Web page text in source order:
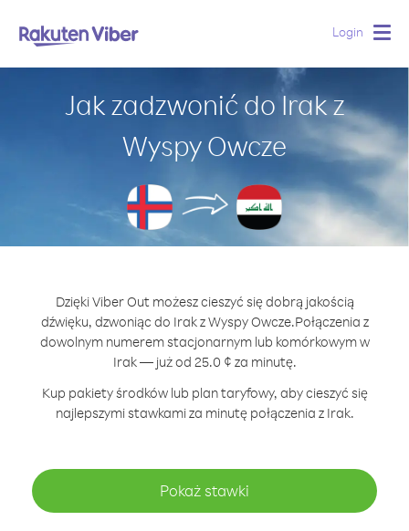
Login
Jak zadzwonić do Irak z
Wyspy Owcze
Dzięki Viber Out możesz cieszyć się dobrą jakością
dźwięku, dzwoniąc do Irak z Wyspy Owcze.Połączenia z
dowolnym numerem stacjonarnym lub komórkowym w
Irak — już od 25.0 ¢ za minutę.
Kup pakiety środków lub plan taryfowy, aby cieszyć się
najlepszymi stawkami za minutę połączenia z Irak.
Pokaż stawki